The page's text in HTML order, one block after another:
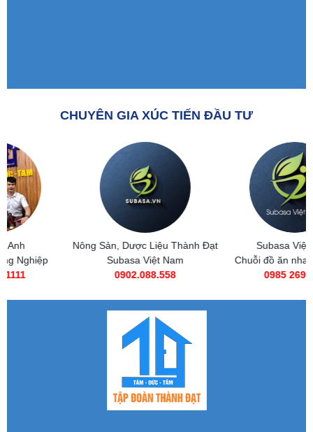
CHUYÊN GIA XÚC TIẾN ĐẦU TƯ
Nông Sản, Dược Liệu Thành Đạt
Subasa Việt Nam
Subasa Việt Nam
Chuỗi đồ ăn nhanh Subasa